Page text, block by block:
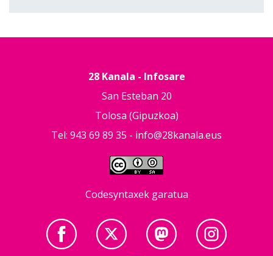
28 Kanala - Infosare
San Esteban 20
Tolosa (Gipuzkoa)
Tel: 943 69 89 35 - info@28kanala.eus
Codesyntaxek garatua